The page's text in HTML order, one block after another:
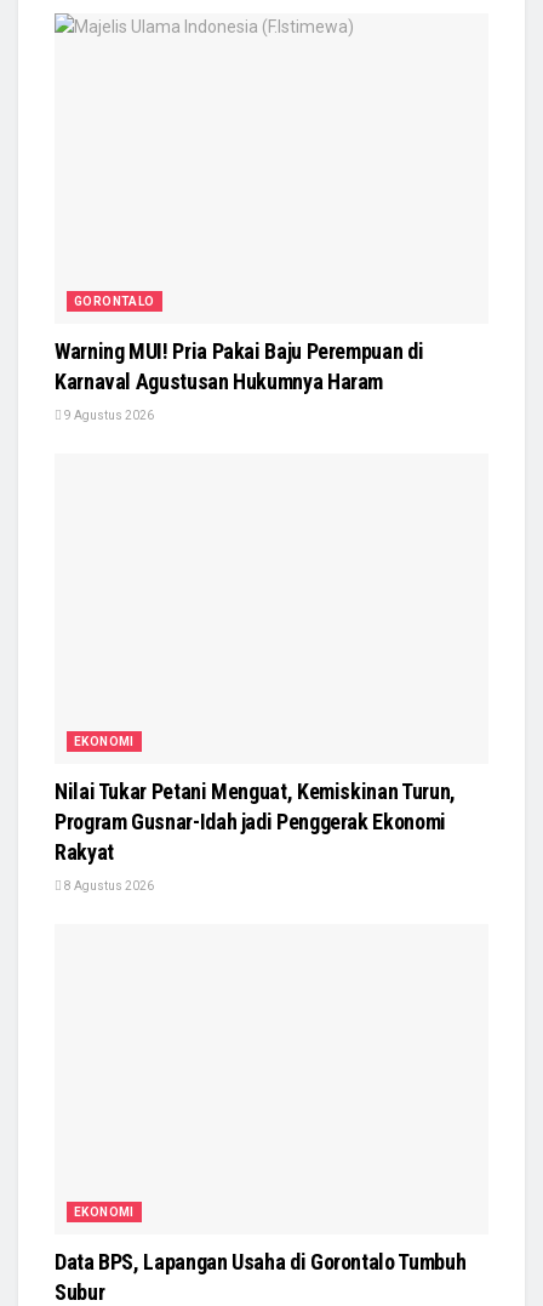
GORONTALO
Warning MUI! Pria Pakai Baju Perempuan di
Karnaval Agustusan Hukumnya Haram
9 Agustus 2026
EKONOMI
Nilai Tukar Petani Menguat, Kemiskinan Turun,
Program Gusnar-Idah jadi Penggerak Ekonomi
Rakyat
8 Agustus 2026
EKONOMI
Data BPS, Lapangan Usaha di Gorontalo Tumbuh
Subur